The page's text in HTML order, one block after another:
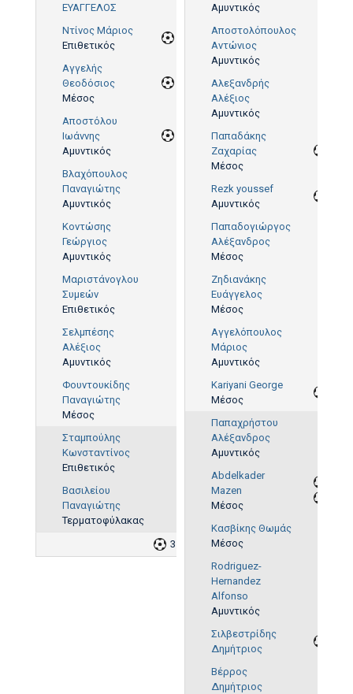
ΕΥΑΓΓΕΛΟΣ
Ντίνος Μάριος
Επιθετικός
Αγγελής
Θεοδόσιος
Μέσος
Αποστόλου
Ιωάννης
Αμυντικός
Βλαχόπουλος
Παναγιώτης
Αμυντικός
Κοντώσης
Γεώργιος
Αμυντικός
Μαριστάνογλου
Συμεών
Επιθετικός
Σελμπέσης
Αλέξιος
Αμυντικός
Φουντουκίδης
Παναγιώτης
Μέσος
Σταμπούλης
Κωνσταντίνος
Επιθετικός
Βασιλείου
Παναγιώτης
Τερματοφύλακας
3
Αμυντικός
Αποστολόπουλος
Αντώνιος
Αμυντικός
Αλεξανδρής
Αλέξιος
Αμυντικός
Παπαδάκης
Ζαχαρίας
Μέσος
Rezk youssef
Αμυντικός
Παπαδογιώργος
Αλέξανδρος
Μέσος
Ζηδιανάκης
Ευάγγελος
Μέσος
Αγγελόπουλος
Μάριος
Αμυντικός
Kariyani George
Μέσος
Παπαχρήστου
Αλέξανδρος
Αμυντικός
Abdelkader
Mazen
Μέσος
Κασβίκης Θωμάς
Μέσος
Rodriguez-
Hernandez
Alfonso
Αμυντικός
Σιλβεστρίδης
Δημήτριος
Βέρρος
Δημήτριος